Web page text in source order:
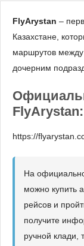
FlyArystan –
Казахстане,
маршрутов
дочерним
FlyArystan:
https://
На
можно купить
рейсов и
получите
ручной клади,